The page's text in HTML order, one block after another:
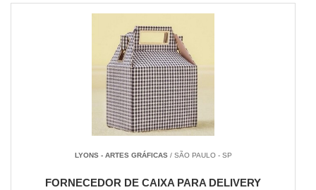
LYONS - ARTES GRÁFICAS/ SÃO PAULO - SP
FORNECEDOR DE CAIXA PARA DELIVERY